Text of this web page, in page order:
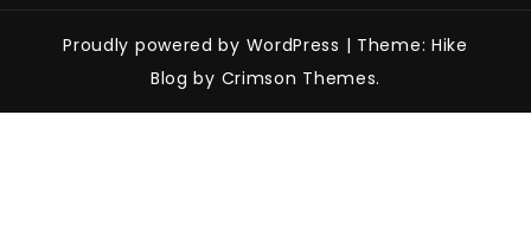
Proudly powered by WordPress | Theme: Hike
Blog by Crimson Themes.